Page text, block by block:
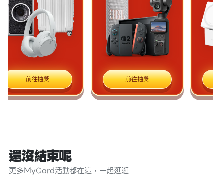
前往抽獎 前往抽獎 前
還沒結束呢
更多MyCard活動都在這，一起逛逛